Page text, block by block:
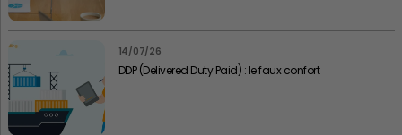
14/07/26
DDP (Delivered Duty Paid) : le faux confort